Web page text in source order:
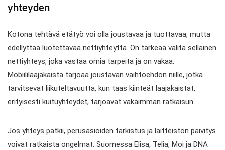
yhteyden
Kotona tehtävä etätyö voi olla joustavaa ja tuottavaa, mutta
edellyttää luotettavaa nettiyhteyttä. On tärkeää valita sellainen
nettiyhteys, joka vastaa omia tarpeita ja on vakaa.
Mobiililaajakaista tarjoaa joustavan vaihtoehdon niille, jotka
tarvitsevat liikuteltavuutta, kun taas kiinteät laajakaistat,
erityisesti kuituyhteydet, tarjoavat vakaimman ratkaisun.
Jos yhteys pätkii, perusasioiden tarkistus ja laitteiston päivitys
voivat ratkaista ongelmat. Suomessa Elisa, Telia, Moi ja DNA